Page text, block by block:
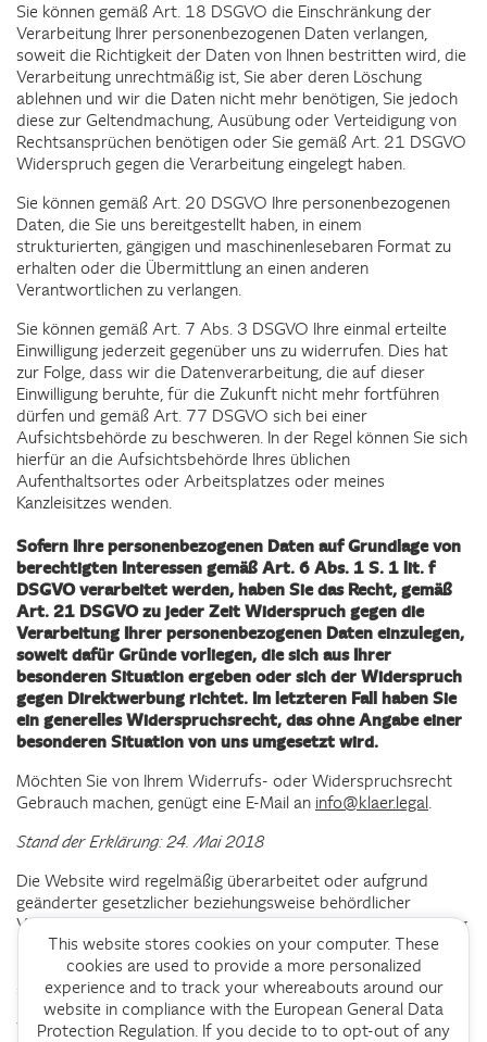
Sie können gemäß Art. 18 DSGVO die Einschränkung der
Verarbeitung Ihrer personenbezogenen Daten verlangen,
soweit die Richtigkeit der Daten von Ihnen bestritten wird, die
Verarbeitung unrechtmäßig ist, Sie aber deren Löschung
ablehnen und wir die Daten nicht mehr benötigen, Sie jedoch
diese zur Geltendmachung, Ausübung oder Verteidigung von
Rechtsansprüchen benötigen oder Sie gemäß Art. 21 DSGVO
Widerspruch gegen die Verarbeitung eingelegt haben.
Sie können gemäß Art. 20 DSGVO Ihre personenbezogenen
Daten, die Sie uns bereitgestellt haben, in einem
strukturierten, gängigen und maschinenlesebaren Format zu
erhalten oder die Übermittlung an einen anderen
Verantwortlichen zu verlangen.
Sie können gemäß Art. 7 Abs. 3 DSGVO Ihre einmal erteilte
Einwilligung jederzeit gegenüber uns zu widerrufen. Dies hat
zur Folge, dass wir die Datenverarbeitung, die auf dieser
Einwilligung beruhte, für die Zukunft nicht mehr fortführen
dürfen und gemäß Art. 77 DSGVO sich bei einer
Aufsichtsbehörde zu beschweren. In der Regel können Sie sich
hierfür an die Aufsichtsbehörde Ihres üblichen
Aufenthaltsortes oder Arbeitsplatzes oder meines
Kanzleisitzes wenden.
Sofern Ihre personenbezogenen Daten auf Grundlage von
berechtigten Interessen gemäß Art. 6 Abs. 1 S. 1 lit. f
DSGVO verarbeitet werden, haben Sie das Recht, gemäß
Art. 21 DSGVO zu jeder Zeit Widerspruch gegen die
Verarbeitung Ihrer personenbezogenen Daten einzulegen,
soweit dafür Gründe vorliegen, die sich aus Ihrer
besonderen Situation ergeben oder sich der Widerspruch
gegen Direktwerbung richtet. Im letzteren Fall haben Sie
ein generelles Widerspruchsrecht, das ohne Angabe einer
besonderen Situation von uns umgesetzt wird.
Möchten Sie von Ihrem Widerrufs- oder Widerspruchsrecht
Gebrauch machen, genügt eine E-Mail an info@klaer.legal.
Stand der Erklärung: 24. Mai 2018
Die Website wird regelmäßig überarbeitet oder aufgrund
geänderter gesetzlicher beziehungsweise behördlicher
Vorgaben geändert. Die jeweils aktuelle Datenschutzerklärung
kann jederzeit auf der Website unter
https://www.klaer.legal/datenschutz abgerufen und
ausgedruckt werden.
Wenn Sie weitere Fragen haben, setzen Sie sich bitte mit mir
This website stores cookies on your computer. These
cookies are used to provide a more personalized
experience and to track your whereabouts around our
website in compliance with the European General Data
Protection Regulation. If you decide to to opt-out of any